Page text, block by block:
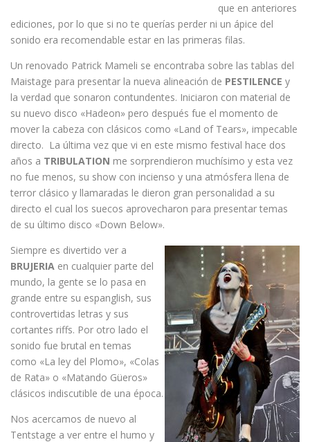
que en anteriores
ediciones, por lo que si no te querías perder ni un ápice del
sonido era recomendable estar en las primeras filas.
Un renovado Patrick Mameli se encontraba sobre las tablas del
Maistage para presentar la nueva alineación de PESTILENCE y
la verdad que sonaron contundentes. Iniciaron con material de
su nuevo disco «Hadeon» pero después fue el momento de
mover la cabeza con clásicos como «Land of Tears», impecable
directo. La última vez que vi en este mismo festival hace dos
años a TRIBULATION me sorprendieron muchísimo y esta vez
no fue menos, su show con incienso y una atmósfera llena de
terror clásico y llamaradas le dieron gran personalidad a su
directo el cual los suecos aprovecharon para presentar temas
de su último disco «Down Below».
Siempre es divertido ver a
BRUJERIA en cualquier parte del
mundo, la gente se lo pasa en
grande entre su espanglish, sus
controvertidas letras y sus
cortantes riffs. Por otro lado el
sonido fue brutal en temas
como «La ley del Plomo», «Colas
de Rata» o «Matando Güeros»
clásicos indiscutible de una época.
Nos acercamos de nuevo al
Tentstage a ver entre el humo y